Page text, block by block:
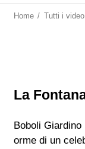
Granduchi
Home / Tutti i video
La
Boboli
orme di un